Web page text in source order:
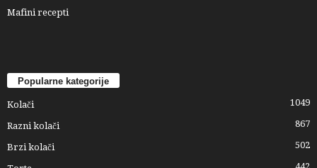
Mafini recepti
Popularne kategorije
Kolači 1049
Razni kolači 867
Brzi kolači 502